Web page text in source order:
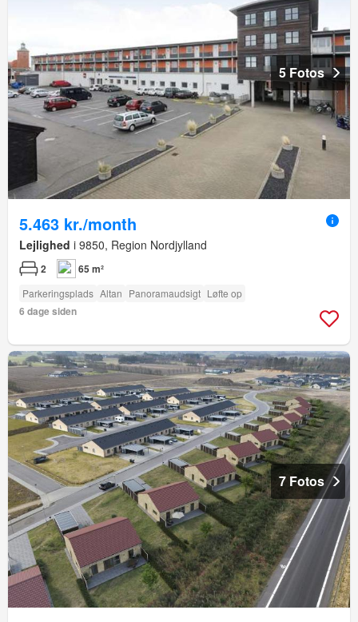
5 Fotos
5.463 kr./month
Lejlighed i 9850, Region Nordjylland
2 65 m²
Parkeringsplads Altan Panoramaudsigt Løfte op
6 dage siden
7 Fotos